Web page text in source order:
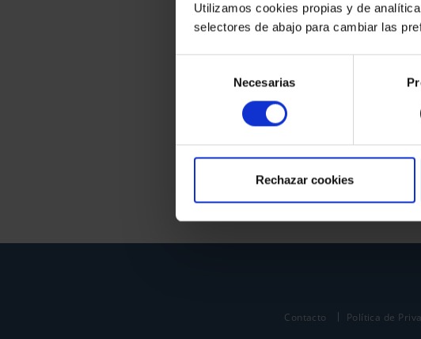
Utilizamos cookies propias y de
selectores de abajo para cambiar las
consentimiento
Necesarias
Rechazar cookies
Contacto Política de